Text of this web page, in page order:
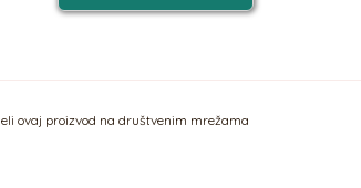
ovaj proizvod na društvenim mrežama